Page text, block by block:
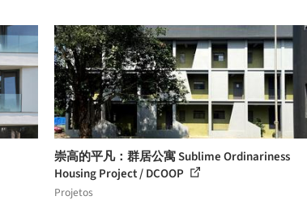
崇高的平凡：群居公寓 Sublime Ordinariness
Housing Project / DCOOP
Projetos